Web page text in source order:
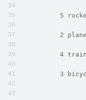
5
          2 plane
          4 train
3